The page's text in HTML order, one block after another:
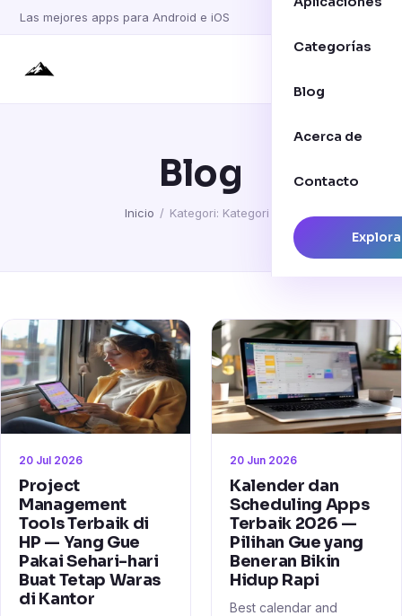
Las mejores apps para Android e iOS
Categorías
Blog
Acerca de
Contacto
Blog
Inicio / Kategori: Kategori 1
20 Jul 2026
Project
Management
Tools Terbaik di
HP — Yang Gue
Pakai Sehari-hari
Buat Tetap Waras
di Kantor
20 Jun 2026
Kalender dan
Scheduling Apps
Terbaik 2026 —
Pilihan Gue yang
Beneran Bikin
Hidup Rapi
Best calendar and